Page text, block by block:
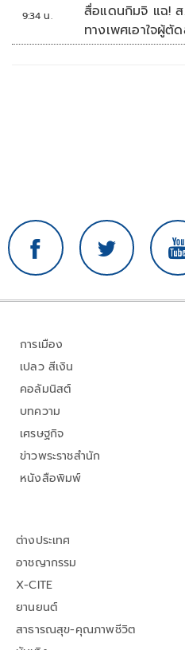
9:34 น.
สื่อแดนกิมจิ แฉ! ส
ทางเพศเอาใจผู้ตั
การเมือง
เปลว สีเงิน
คอลัมนิสต์
บทความ
เศรษฐกิจ
ข่าวพระราชสำนัก
หนังสือพิมพ์
ต่างประเทศ
อาชญากรรม
X-CITE
ยานยนต์
สาธารณสุข-คุณภาพชีวิต